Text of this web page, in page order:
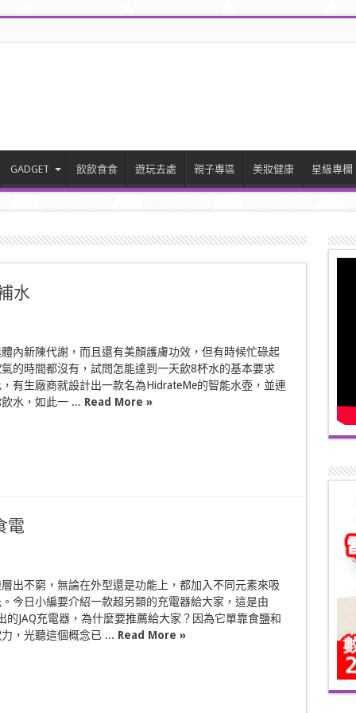
GADGET 飲飲食食 遊玩去處 親子專區 美妝健康 星級專欄
水
內新陳代謝，而且還有美顏護膚功效，但有時候忙碌起
的時間都沒有，試問怎能達到一天飲8杯水的基本要求
有生廠商就設計出一款名為HidrateMe的智能水壺，並連
水，如此一 ... Read More »
電
出不窮，無論在外型還是功能上，都加入不同元素來吸
今日小編要介紹一款超另類的充電器給大家，這是由
的JAQ充電器，為什麼要推薦給大家？因為它單靠食鹽和
，光聽這個概念已 ... Read More »